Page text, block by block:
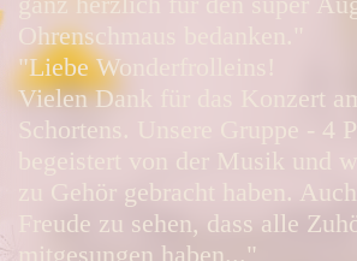
Ohrenschmaus bedanken."
"Liebe Wonderfrolleins!
Vielen Dank für das Konzert
Schortens. Unsere Gruppe - 4
begeistert von der Musik und
zu Gehör gebracht haben.
Freude zu sehen, dass alle
mitgesungen haben..."